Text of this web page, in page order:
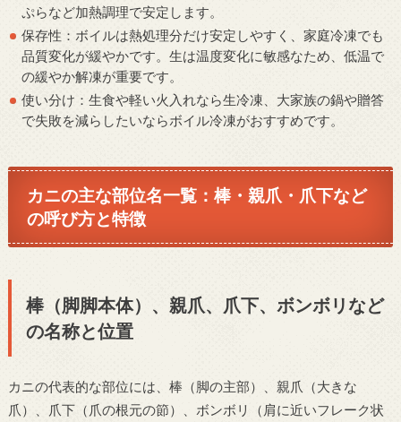
ぷらなど加熱調理で安定します。
保存性：ボイルは熱処理分だけ安定しやすく、家庭冷凍でも
品質変化が緩やかです。生は温度変化に敏感なため、低温で
の緩やか解凍が重要です。
使い分け：生食や軽い火入れなら生冷凍、大家族の鍋や贈答
で失敗を減らしたいならボイル冷凍がおすすめです。
カニの主な部位名一覧：棒・親爪・爪下など
の呼び方と特徴
棒（脚脚本体）、親爪、爪下、ボンボリなど
の名称と位置
カニの代表的な部位には、棒（脚の主部）、親爪（大きな
爪）、爪下（爪の根元の節）、ボンボリ（肩に近いフレーク状